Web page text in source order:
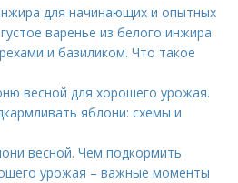
для начинающих и опытных
варенье из белого инжира
и базиликом. Что такое
весной для хорошего урожая.
яблони: схемы и
весной. Чем подкормить
урожая – важные моменты